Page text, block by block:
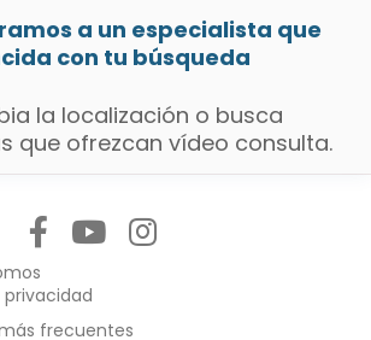
a un especialista que
con tu búsqueda
la localización o busca
que ofrezcan vídeo consulta.
frecuentes